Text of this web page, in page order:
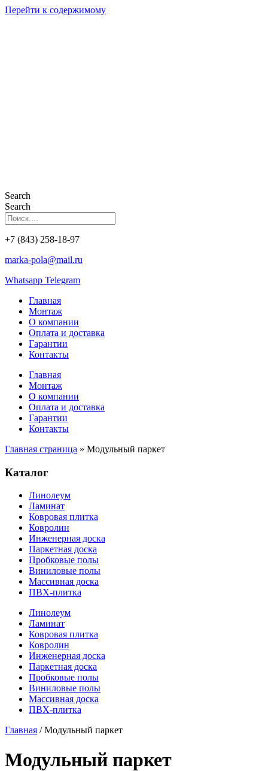
Перейти к содержимому
Search
Search
+7 (843) 258-18-97
marka-pola@mail.ru
Whatsapp Telegram
Главная
Монтаж
О компании
Оплата и доставка
Гарантии
Контакты
Главная
Монтаж
О компании
Оплата и доставка
Гарантии
Контакты
Главная страница » Модульный паркет
Каталог
Линолеум
Ламинат
Ковровая плитка
Ковролин
Инженерная доска
Паркетная доска
Пробковые полы
Виниловые полы
Массивная доска
ПВХ-плитка
Линолеум
Ламинат
Ковровая плитка
Ковролин
Инженерная доска
Паркетная доска
Пробковые полы
Виниловые полы
Массивная доска
ПВХ-плитка
Главная / Модульный паркет
Модульный паркет